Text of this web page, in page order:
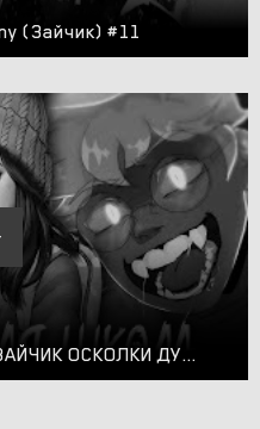
(Зайчик) #11
ШКОЛЬНЫЙ ПЕРЕПОЛОХ ★ ЗАЙЧИК ОСКОЛКИ ДУШИ ПРОХОЖДЕНИЕ МОДА TINY BUNNY #5